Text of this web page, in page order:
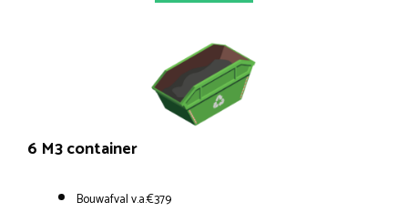
6 M3 container
Bouwafval v.a.€379